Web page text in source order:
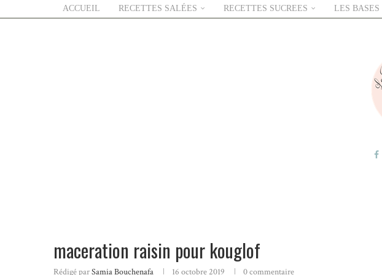
ACCUEIL RECETTES SALÉES RECETTES SUCREES LES BASES
maceration raisin pour kouglof
Rédigé parSamia Bouchenafa 16 octobre 2019 0 commentaire